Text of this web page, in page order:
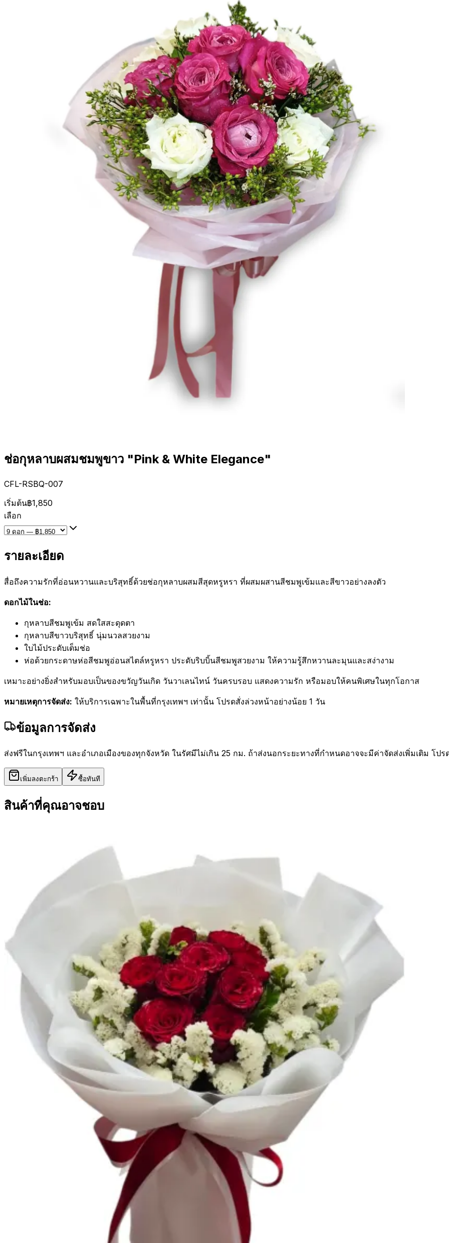
ช่อกุหลาบผสมชมพูขาว "Pink & White Elegance"
CFL-RSBQ-007
เริ่มต้น฿1,850
เลือก
รายละเอียด
สื่อถึงความรักที่อ่อนหวานและบริสุทธิ์ด้วยช่อกุหลาบผสมสีสุดหรูหรา ที่ผสมผสานสีชมพูเข้มและสีขาวอย่างลงตัว
ดอกไม้ในช่อ:
กุหลาบสีชมพูเข้ม สดใสสะดุดตา
กุหลาบสีขาวบริสุทธิ์ นุ่มนวลสวยงาม
ใบไม้ประดับเต็มช่อ
ห่อด้วยกระดาษห่อสีชมพูอ่อนสไตล์หรูหรา ประดับริบบิ้นสีชมพูสวยงาม ให้ความรู้สึกหวานละมุนและสง่างาม
เหมาะอย่างยิ่งสำหรับมอบเป็นของขวัญวันเกิด วันวาเลนไทน์ วันครบรอบ แสดงความรัก หรือมอบให้คนพิเศษในทุกโอกาส
หมายเหตุการจัดส่ง: ให้บริการเฉพาะในพื้นที่กรุงเทพฯ เท่านั้น โปรดสั่งล่วงหน้าอย่างน้อย 1 วัน
ข้อมูลการจัดส่ง
ส่งฟรีในกรุงเทพฯ และอำเภอเมืองของทุกจังหวัด ในรัศมีไม่เกิน 25 กม. ถ้าส่งนอกระยะทางที่กำหนดอาจจะมีค่าจัดส่งเพิ่มเติม โปร
เพิ่มลงตะกร้า ซื้อทันที
สินค้าที่คุณอาจชอบ